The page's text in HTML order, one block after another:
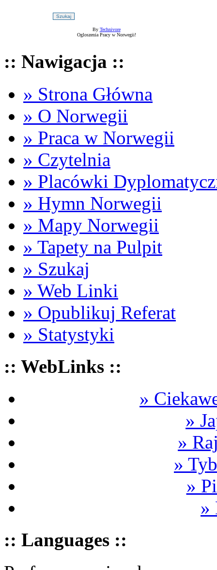
By Technivore
Ogloszenia Pracy w Norwegii!
:: Nawigacja ::
» Strona Główna
» O Norwegii
» Praca w Norwegii
» Czytelnia
» Placówki
» Hymn Norwegii
» Mapy Norwegii
» Tapety na Pulpit
» Szukaj
» Web Linki
» Opublikuj Referat
» Statystyki
:: WebLinks ::
»
»
»
»
»
»
:: Languages ::